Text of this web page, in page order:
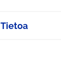
Tietoa